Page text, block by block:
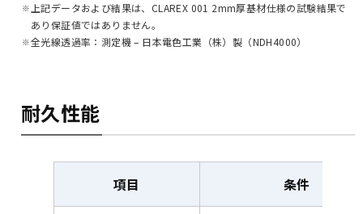
上記データおよび結果は、CLAREX 001 2mm厚基材仕様の試験結果で
あり保証値ではありません。
全光線透過率：測定機 – 日本電色工業（株）製（NDH4000）
耐久性能
項目 条件